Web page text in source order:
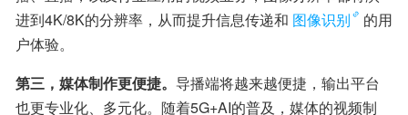
进到4K/8K的分辨率，从而提升信息传递和 图像识别
的用
户体验。
第三，媒体制作更便捷。 导播端将越来越便捷，输出平台
也更专业化、多元化。随着5G+AI的普及，媒体的视频制